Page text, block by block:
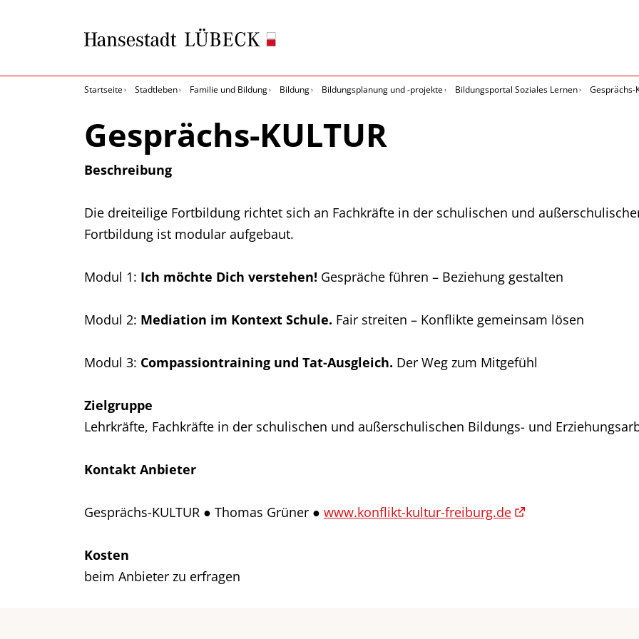
Startseite Stadtleben Familie und Bildung Bildung Bildungsplanung und -projekte Bildungsportal Soziales Lernen Gesprächs-
Gesprächs-KULTUR
Beschreibung
Die dreiteilige Fortbildung richtet sich an Fachkräfte in der schulischen und
Fortbildung ist modular aufgebaut.
Modul 1: Ich möchte Dich verstehen! Gespräche führen – Beziehung gestalten
Modul 2: Mediation im Kontext Schule. Fair streiten – Konflikte gemeinsam lösen
Modul 3: Compassiontraining und Tat-Ausgleich. Der Weg zum Mitgefühl
Zielgruppe
Lehrkräfte, Fachkräfte in der schulischen und außerschulischen Bildungs- und
Kontakt Anbieter
Gesprächs-KULTUR ● Thomas Grüner ● www.konflikt-kultur-freiburg.de
Kosten
beim Anbieter zu erfragen